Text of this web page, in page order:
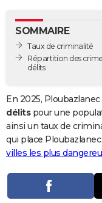
GUIDES D'ACHAT
BONS PLANS
Carte de Noël
Carte Bonne année
Carte Saint-Valentin
Carte Pâques
Carte d'anniversaire
DICTIONNAIRE
Dictionnaire
Biographies
Citations
Expressions
Proverbes
PROGRAMME TV
Se connecter
Entreprises
Service militaire
Avis de recherche
AVIS DE DÉCÈS
SOMMAIRE
Taux de criminalité
Répartition des
délits
En 2025,
délitspour une
ainsi un taux de
qui place
villes les plus